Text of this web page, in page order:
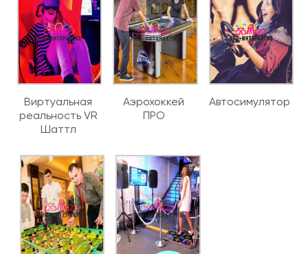
Виртуальная
реальность VR
Шаттл
Аэрохоккей
ПРО
Автосимулятор